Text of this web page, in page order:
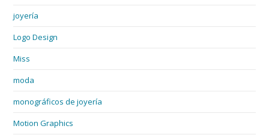
joyería
Logo Design
Miss
moda
monográficos de joyería
Motion Graphics